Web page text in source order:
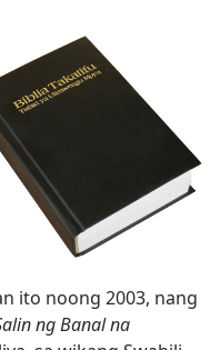
ito noong 2003, nang
ng Banal na